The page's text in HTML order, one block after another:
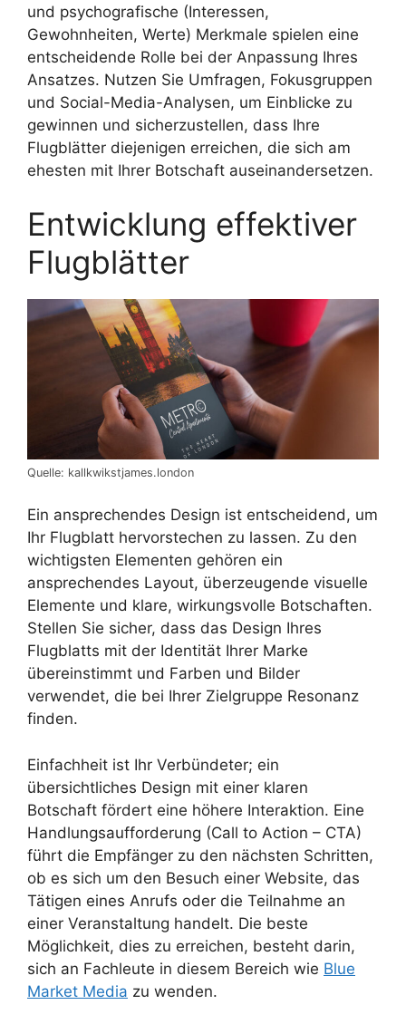
und psychografische (Interessen,
Gewohnheiten, Werte) Merkmale spielen eine
entscheidende Rolle bei der Anpassung Ihres
Ansatzes. Nutzen Sie Umfragen, Fokusgruppen
und Social-Media-Analysen, um Einblicke zu
gewinnen und sicherzustellen, dass Ihre
Flugblätter diejenigen erreichen, die sich am
ehesten mit Ihrer Botschaft auseinandersetzen.
Entwicklung effektiver
Flugblätter
Quelle: kallkwikstjames.london
Ein ansprechendes Design ist entscheidend, um
Ihr Flugblatt hervorstechen zu lassen. Zu den
wichtigsten Elementen gehören ein
ansprechendes Layout, überzeugende visuelle
Elemente und klare, wirkungsvolle Botschaften.
Stellen Sie sicher, dass das Design Ihres
Flugblatts mit der Identität Ihrer Marke
übereinstimmt und Farben und Bilder
verwendet, die bei Ihrer Zielgruppe Resonanz
finden.
Einfachheit ist Ihr Verbündeter; ein
übersichtliches Design mit einer klaren
Botschaft fördert eine höhere Interaktion. Eine
Handlungsaufforderung (Call to Action – CTA)
führt die Empfänger zu den nächsten Schritten,
ob es sich um den Besuch einer Website, das
Tätigen eines Anrufs oder die Teilnahme an
einer Veranstaltung handelt. Die beste
Möglichkeit, dies zu erreichen, besteht darin,
sich an Fachleute in diesem Bereich wie Blue
Market Media zu wenden.